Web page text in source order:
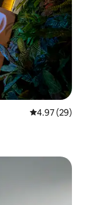
レビュー29
4.97 (29)